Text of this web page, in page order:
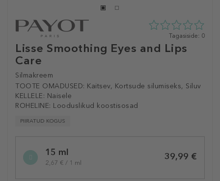
Lisse Smoothing Eyes and Lips
Care
Silmakreem
TOOTE OMADUSED: Kaitsev, Kortsude silumiseks, Siluv
KELLELE: Naisele
ROHELINE: Looduslikud koostisosad
PIIRATUD KOGUS
0
tähte
5st
Tagasiside: 0
variation15 ml
2,67 € / 1 ml
39,99 €